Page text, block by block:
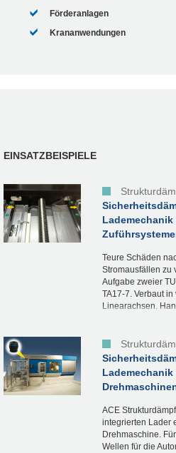
Förderanlagen
Krananwendungen
EINSATZBEISPIELE
Lademechanik
Teure Schäden
Stromausfällen zu
Aufgabe zweier
TA17-7. Verbaut
Linearachsen,
Lademechanik
ACE
integrierten Lader
Drehmaschine.
Wellen für die